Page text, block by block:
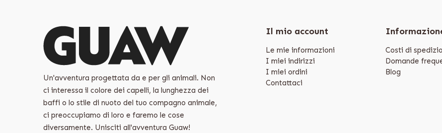
Un'avventura progettata da e per gli animali. Non
ci interessa il colore dei capelli, la lunghezza dei
baffi o lo stile di nuoto del tuo compagno animale,
ci preoccupiamo di loro e faremo le cose
diversamente. Unisciti all'avventura Guaw!
Il mio account
Le mie informazioni
I miei indirizzi
I miei ordini
Contattaci
Costi di
Domande
Blog